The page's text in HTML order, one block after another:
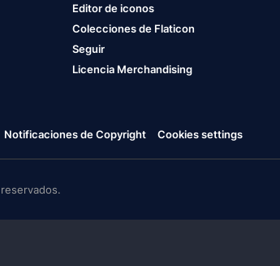
Editor de iconos
Colecciones de Flaticon
Seguir
Licencia Merchandising
Notificaciones de Copyright Cookies settings